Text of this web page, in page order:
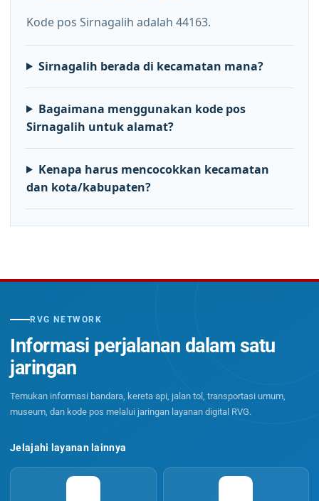
Kode pos Sirnagalih adalah 44163.
Sirnagalih berada di kecamatan mana?
Bagaimana menggunakan kode pos
Sirnagalih untuk alamat?
Kenapa harus mencocokkan kecamatan
dan kota/kabupaten?
RVG NETWORK
Informasi perjalanan dalam satu
jaringan
Temukan informasi bandara, kereta api, jalan tol, transportasi umum,
museum, dan kode pos melalui jaringan layanan digital RVG.
Jelajahi layanan lainnya